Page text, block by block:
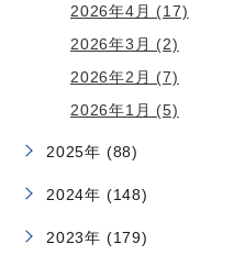
2026年4月 (17)
2026年3月 (2)
2026年2月 (7)
2026年1月 (5)
2025年 (88)
2024年 (148)
2023年 (179)